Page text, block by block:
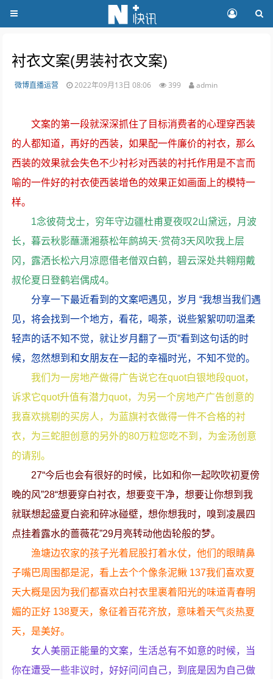
衬衣文案(男装衬衣文案)
微博直播运营 2022年09月13日 08:06 399 admin
文案的第一段就深深抓住了目标消费者的心理穿西装
的人都知道，再好的西装，如果配一件廉价的衬衣，那么
西装的效果就会失色不少衬衫对西装的衬托作用是不言而
喻的一件好的衬衣使西装增色的效果正如画面上的模特一
样。
1念彼荷戈士，穷年守边疆杜甫夏夜叹2山黛远，月波
长，暮云秋影蘸潇湘蔡松年鹧鸪天·赏荷3天风吹我上层
冈，露洒长松六月凉愿借老僧双白鹤，碧云深处共翱翔戴
叔伦夏日登鹤岩偶成4。
分享一下最近看到的文案吧遇见，岁月 “我想当我们遇
见，将会找到一个地方，看花，喝茶，说些絮絮叨叨温柔
轻声的话不知不觉，就让岁月翻了一页”看到这句话的时
候，忽然想到和女朋友在一起的幸福时光，不知不觉的。
我们为一房地产做得广告说它在quot白银地段quot，
诉求它quot升值有潜力quot，为另一个房地产广告创意的
我喜欢挑剔的买房人，为蓝旗衬衣做得一件不合格的衬
衣，为三蛇胆创意的另外的80万粒您吃不到，为金汤创意
的请别。
27“今后也会有很好的时候，比如和你一起吹吹初夏傍
晚的风”28“想要穿白衬衣，想要变干净，想要让你想到我
就联想起盛夏白瓷和碎冰碰壁，想你想我时，嗅到凌晨四
点挂着露水的蔷薇花”29月亮转动他齿轮般的梦。
渔塘边农家的孩子光着屁股打着水仗，他们的眼睛鼻
子嘴巴周围都是泥，看上去个个像条泥鳅 137我们喜欢夏
天大概是因为我们都喜欢白衬衣里裹着阳光的味道青春明
媚的正好 138夏天，象征着百花齐放，意味着天气炎热夏
天，是美好。
女人美丽正能量的文案，生活总有不如意的时候，当
你在遭受一些非议时，好好问问自己，到底是因为自己做